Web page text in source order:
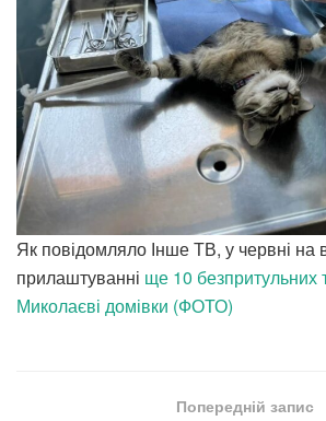
Як повідомляло Інше ТВ, у червні на
прилаштуванні ще 10 безпритульних
Миколаєві домівки (ФОТО)
Попередній запис